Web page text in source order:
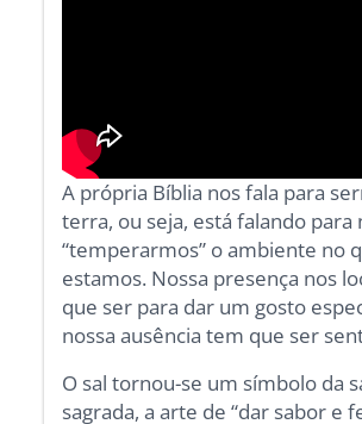
A própria Bíblia nos fala para
terra, ou seja, está falando para
“temperarmos” o ambiente no
estamos. Nossa presença nos
que ser para dar um gosto
nossa ausência tem que ser
O sal tornou-se um símbolo da
sagrada, a arte de “dar sabor e